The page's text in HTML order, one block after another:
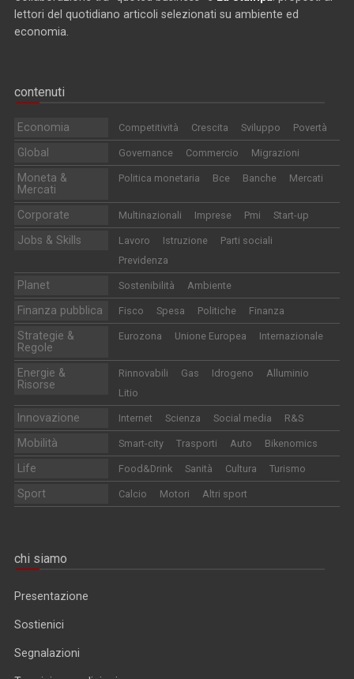
lettori del quotidiano articoli selezionati su ambiente ed
economia.
contenuti
Economia Competitività Crescita Sviluppo Povertà
Global Governance Commercio Migrazioni
Moneta &
Mercati
Politica monetaria Bce Banche Mercati
Corporate Multinazionali Imprese Pmi Start-up
Jobs & Skills Lavoro Istruzione
Parti sociali
Previdenza
Planet Sostenibilità Ambiente
Finanza pubblica Fisco Spesa Politiche Finanza
Strategie &
Regole
Eurozona Unione Europea Internazionale
Energie &
Risorse
Rinnovabili Gas Idrogeno
Alluminio
Litio
Innovazione Internet Scienza Social media R&S
Mobilità Smart-city Trasporti Auto Bikenomics
Life Food&Drink Sanità Cultura Turismo
Sport Calcio Motori Altri sport
chi siamo
Presentazione
Sostienici
Segnalazioni